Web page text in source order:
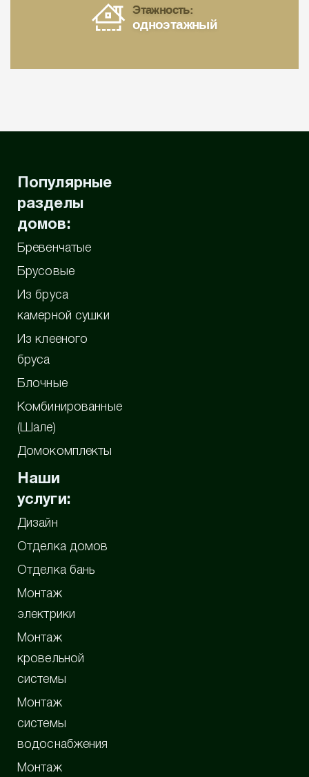
Этажность:
одноэтажный
Популярные
разделы
домов:
Бревенчатые
Брусовые
Из бруса
камерной сушки
Из клееного
бруса
Блочные
Комбинированные
(Шале)
Домокомплекты
Наши
услуги:
Дизайн
Отделка домов
Отделка бань
Монтаж
электрики
Монтаж
кровельной
системы
Монтаж
системы
водоснабжения
Монтаж